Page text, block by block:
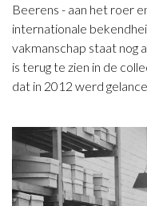
Beerens - aan het roer
internationale
vakmanschap staat nog
is terug te zien in de
dat in 2012 werd